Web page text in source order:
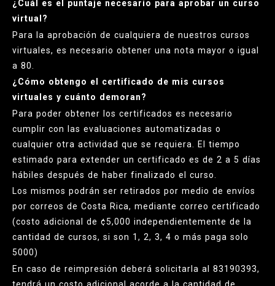
¿Cuál es el puntaje necesario para aprobar un curso
virtual?
Para la aprobación de cualquiera de nuestros cursos
virtuales, es necesario obtener una nota mayor o igual
a 80.
¿Cómo obtengo el certificado de mis cursos
virtuales y cuánto demoran?
Para poder obtener los certificados es necesario
cumplir con las evaluaciones automatizadas o
cualquier otra actividad que se requiera. El tiempo
estimado para extender un certificado es de 2 a 5 días
hábiles después de haber finalizado el curso.
Los mismos podrán ser retirados por medio de envíos
por correos de Costa Rica, mediante correo certificado
(costo adicional de ¢5,000 independientemente de la
cantidad de cursos, si son 1, 2, 3, 4 o más paga solo
5000)
En caso de reimpresión deberá solicitarla al 83190393,
tendrá un costo adicional acorde a la cantidad de